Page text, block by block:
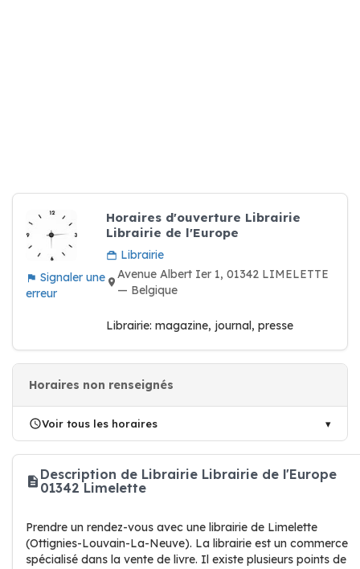
Signaler une
erreur
Horaires d'ouverture Librairie
Librairie de l'Europe
Librairie
Avenue Albert Ier 1, 01342 LIMELETTE
— Belgique
Librairie: magazine, journal, presse
Horaires non renseignés
Voir tous les horaires
Description de Librairie Librairie de l'Europe
01342 Limelette
Prendre un rendez-vous avec une librairie de Limelette
(Ottignies-Louvain-La-Neuve). La librairie est un commerce
spécialisé dans la vente de livre. Il existe plusieurs points de